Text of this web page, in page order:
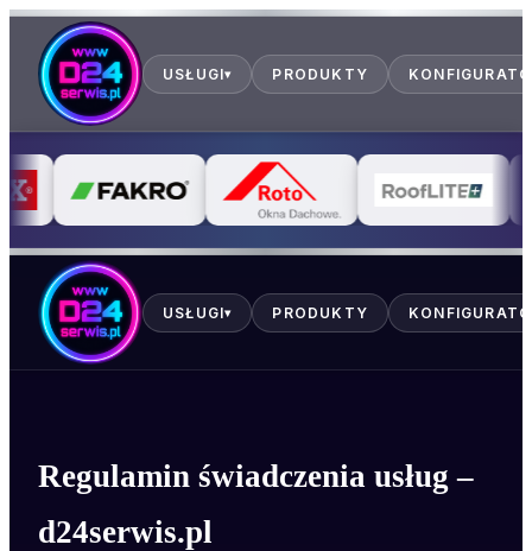
USŁUGI▾ PRODUKTY
USŁUGI▾ PRODUKTY
Regulamin świadczenia usług –
d24serwis.pl